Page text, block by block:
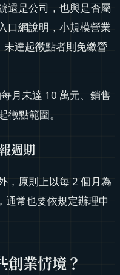
還是公司，也與是否屬
口網說明，小規模營業
未達起徵點者則免繳營
月未達 10 萬元、銷售
徵點範圍。
週期
，原則上以每 2 個月為
通常也要依規定辦理申
創業情境？